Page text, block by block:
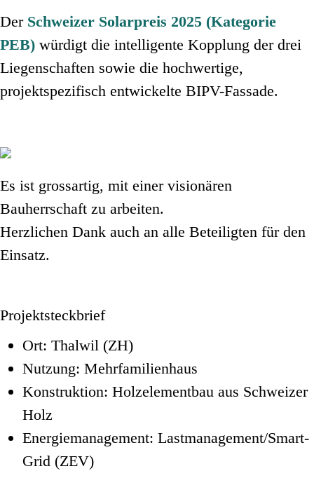
Der Schweizer Solarpreis 2025 (Kategorie
PEB) würdigt die intelligente Kopplung der drei
Liegenschaften sowie die hochwertige,
projektspezifisch entwickelte BIPV-Fassade.
Es ist grossartig, mit einer visionären
Bauherrschaft zu arbeiten.
Herzlichen Dank auch an alle Beteiligten für den
Einsatz.
Projektsteckbrief
Ort: Thalwil (ZH)
Nutzung: Mehrfamilienhaus
Konstruktion: Holzelementbau aus Schweizer
Holz
Energiemanagement: Lastmanagement/Smart-
Grid (ZEV)